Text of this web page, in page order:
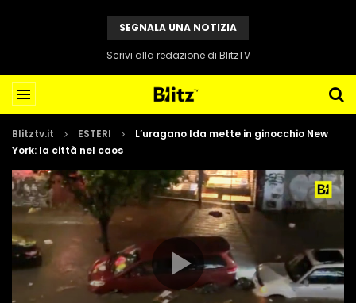
SEGNALA UNA NOTIZIA
Scrivi alla redazione di BlitzTV
Blitztv.it ESTERI
L’uragano Ida mette in ginocchio New
York: la città nel caos